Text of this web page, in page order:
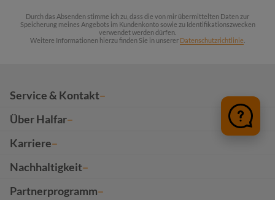
Durch das Absenden stimme ich zu, dass die von mir übermittelten Daten zur
Speicherung meines Angebots im Kundenkonto sowie zu Identifikationszwecken
verwendet werden dürfen.
Weitere Informationen hierzu finden Sie in unserer Datenschutzrichtlinie
Service & Kontakt
Über Halfar
Karriere
Nachhaltigkeit
Partnerprogramm